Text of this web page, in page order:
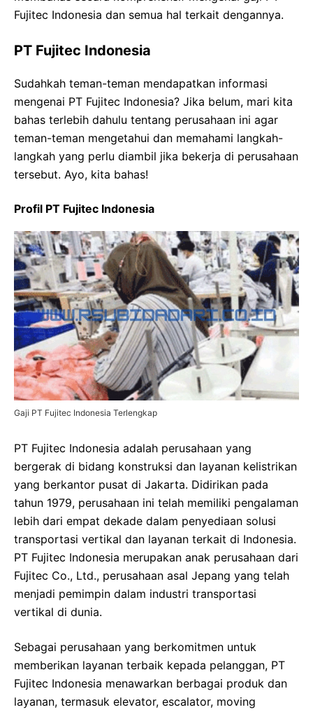
Fujitec Indonesia dan semua hal terkait dengannya.
PT Fujitec Indonesia
Sudahkah teman-teman mendapatkan informasi
mengenai PT Fujitec Indonesia? Jika belum, mari kita
bahas terlebih dahulu tentang perusahaan ini agar
teman-teman mengetahui dan memahami langkah-
langkah yang perlu diambil jika bekerja di perusahaan
tersebut. Ayo, kita bahas!
Profil PT Fujitec Indonesia
Gaji PT Fujitec Indonesia Terlengkap
PT Fujitec Indonesia adalah perusahaan yang
bergerak di bidang konstruksi dan layanan kelistrikan
yang berkantor pusat di Jakarta. Didirikan pada
tahun 1979, perusahaan ini telah memiliki pengalaman
lebih dari empat dekade dalam penyediaan solusi
transportasi vertikal dan layanan terkait di Indonesia.
PT Fujitec Indonesia merupakan anak perusahaan dari
Fujitec Co., Ltd., perusahaan asal Jepang yang telah
menjadi pemimpin dalam industri transportasi
vertikal di dunia.
Sebagai perusahaan yang berkomitmen untuk
memberikan layanan terbaik kepada pelanggan, PT
Fujitec Indonesia menawarkan berbagai produk dan
layanan, termasuk elevator, escalator, moving